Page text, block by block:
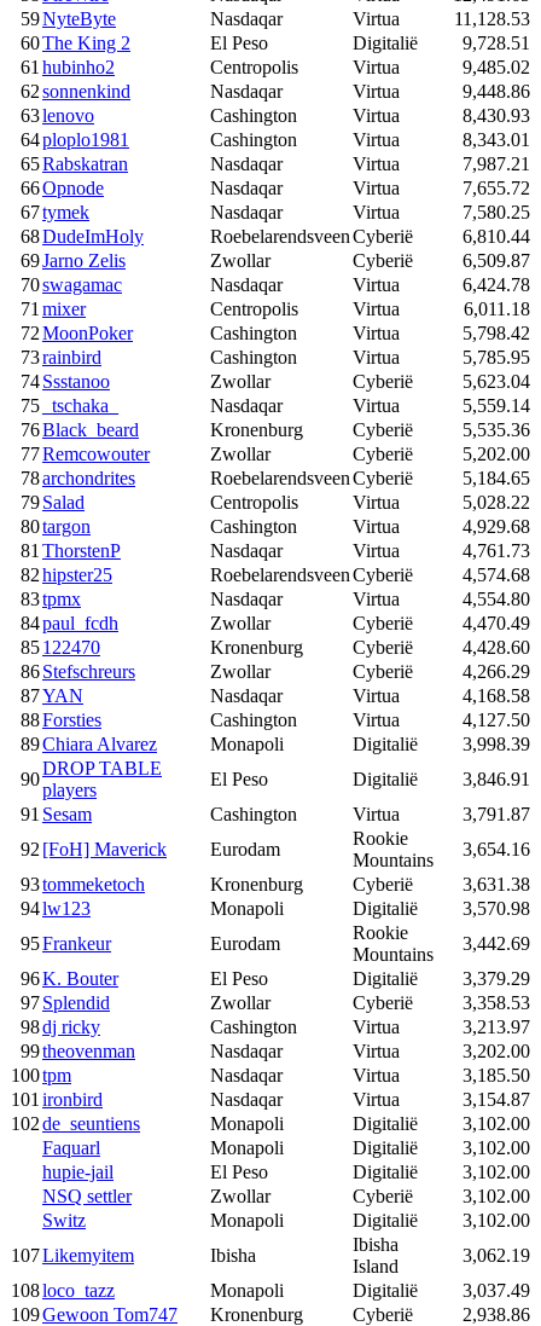
59NyteByte Nasdaqar Virtua
11,128.53
60The King 2 El Peso Digitalië
9,728.51
61 hubinho2 Centropolis Virtua
9,485.02
62sonnenkind Nasdaqar Virtua
9,448.86
63lenovo Cashington Virtua
8,430.93
64ploplo1981 Cashington Virtua
8,343.01
65Rabskatran Nasdaqar Virtua
7,987.21
66Opnode Nasdaqar Virtua
7,655.72
67tymek Nasdaqar Virtua
7,580.25
68DudeImHoly RoebelarendsveenCyberië
6,810.44
69Jarno Zelis Zwollar Cyberië
6,509.87
70swagamac Nasdaqar Virtua
6,424.78
71 mixer Centropolis Virtua
6,011.18
72MoonPoker Cashington Virtua
5,798.42
73rainbird Cashington Virtua
5,785.95
74Ssstanoo Zwollar Cyberië
5,623.04
75 _tschaka_ Nasdaqar Virtua
5,559.14
76Black_beard Kronenburg Cyberië
5,535.36
77Remcowouter Zwollar Cyberië
5,202.00
78archondrites RoebelarendsveenCyberië
5,184.65
79Salad Centropolis Virtua
5,028.22
80targon Cashington Virtua
4,929.68
81 ThorstenP Nasdaqar Virtua
4,761.73
82hipster25 RoebelarendsveenCyberië
4,574.68
83tpmx Nasdaqar Virtua
4,554.80
84paul_fcdh Zwollar Cyberië
4,470.49
85122470 Kronenburg Cyberië
4,428.60
86Stefschreurs Zwollar Cyberië
4,266.29
87YAN Nasdaqar Virtua
4,168.58
88Forsties Cashington Virtua
4,127.50
89Chiara Alvarez Monapoli Digitalië
3,998.39
90
DROP TABLE
players
El Peso Digitalië
3,846.91
91 Sesam Cashington Virtua
3,791.87
92 [FoH] Maverick Eurodam
Rookie
Mountains
3,654.16
93tommeketoch Kronenburg Cyberië
3,631.38
94lw123 Monapoli Digitalië
3,570.98
95Frankeur Eurodam
Rookie
Mountains
3,442.69
96K. Bouter El Peso Digitalië
3,379.29
97Splendid Zwollar Cyberië
3,358.53
98dj ricky Cashington Virtua
3,213.97
99theovenman Nasdaqar Virtua
3,202.00
100tpm Nasdaqar Virtua
3,185.50
101 ironbird Nasdaqar Virtua
3,154.87
102de_seuntiens Monapoli Digitalië
3,102.00
Faquarl
Monapoli Digitalië
3,102.00
hupie-jail
El Peso Digitalië
3,102.00
NSQ settler
Zwollar Cyberië
3,102.00
Switz
Monapoli Digitalië
3,102.00
107Likemyitem Ibisha
Ibisha
Island
3,062.19
108loco_tazz Monapoli Digitalië
3,037.49
109Gewoon Tom747 Kronenburg Cyberië
2,938.86